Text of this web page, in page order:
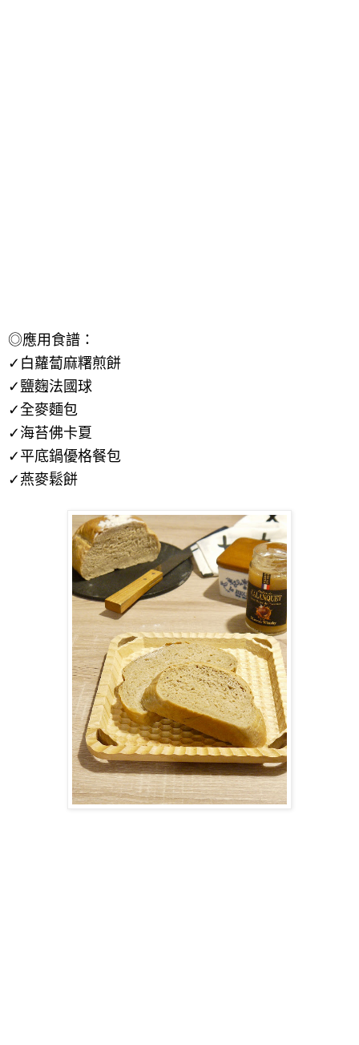
◎應用食譜：
✓ 白蘿蔔麻糬煎餅
✓ 鹽麴法國球
✓全麥麵包
✓ 海苔佛卡夏
✓ 平底鍋優格餐包
✓ 燕麥鬆餅